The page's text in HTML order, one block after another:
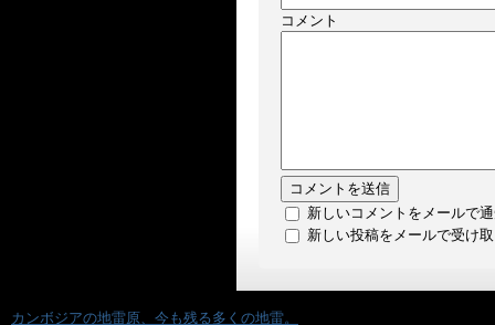
コメント
新しいコメントをメールで
新しい投稿をメールで受け
カンボジアの地雷原、今も残る多くの地雷。